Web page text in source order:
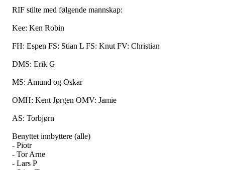
RIF stilte med følgende mannskap:
Kee: Ken Robin
FH: Espen FS: Stian L FS: Knut FV: Christian
DMS: Erik G
MS: Amund og Oskar
OMH: Kent Jørgen OMV: Jamie
AS: Torbjørn
Benyttet innbyttere (alle)
- Piotr
- Tor Arne
- Lars P